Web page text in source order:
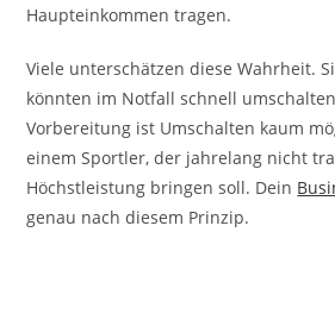
Haupteinkommen tragen.
Viele unterschätzen diese Wahrheit.
könnten im Notfall schnell
Vorbereitung ist Umschalten kaum
einem Sportler, der jahrelang nicht
Höchstleistung bringen soll. Dein
genau nach diesem Prinzip.